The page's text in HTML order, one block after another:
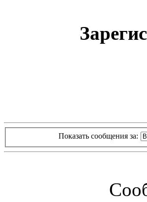
Показать сообщения за: